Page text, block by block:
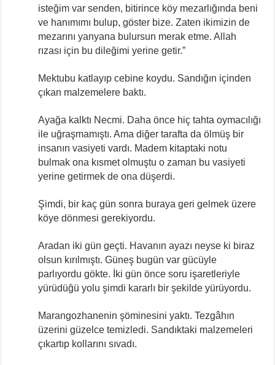
isteğim var senden, bitirince köy mezarlığında beni
ve hanımımı bulup, göster bize. Zaten ikimizin de
mezarını yanyana bulursun merak etme. Allah
rızası için bu dileğimi yerine getir.”
Mektubu katlayıp cebine koydu. Sandığın içinden
çıkan malzemelere baktı.
Ayağa kalktı Necmi. Daha önce hiç tahta oymacılığı
ile uğraşmamıştı. Ama diğer tarafta da ölmüş bir
insanın vasiyeti vardı. Madem kitaptaki notu
bulmak ona kısmet olmuştu o zaman bu vasiyeti
yerine getirmek de ona düşerdi.
Şimdi, bir kaç gün sonra buraya geri gelmek üzere
köye dönmesi gerekiyordu.
Aradan iki gün geçti. Havanın ayazı neyse ki biraz
olsun kırılmıştı. Güneş bugün var gücüyle
parlıyordu gökte. İki gün önce soru işaretleriyle
yürüdüğü yolu şimdi kararlı bir şekilde yürüyordu.
Marangozhanenin şöminesini yaktı. Tezgâhın
üzerini güzelce temizledi. Sandıktaki malzemeleri
çıkartıp kollarını sıvadı.